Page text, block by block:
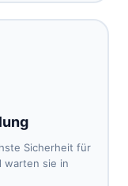
Sicherheit für
warten sie in